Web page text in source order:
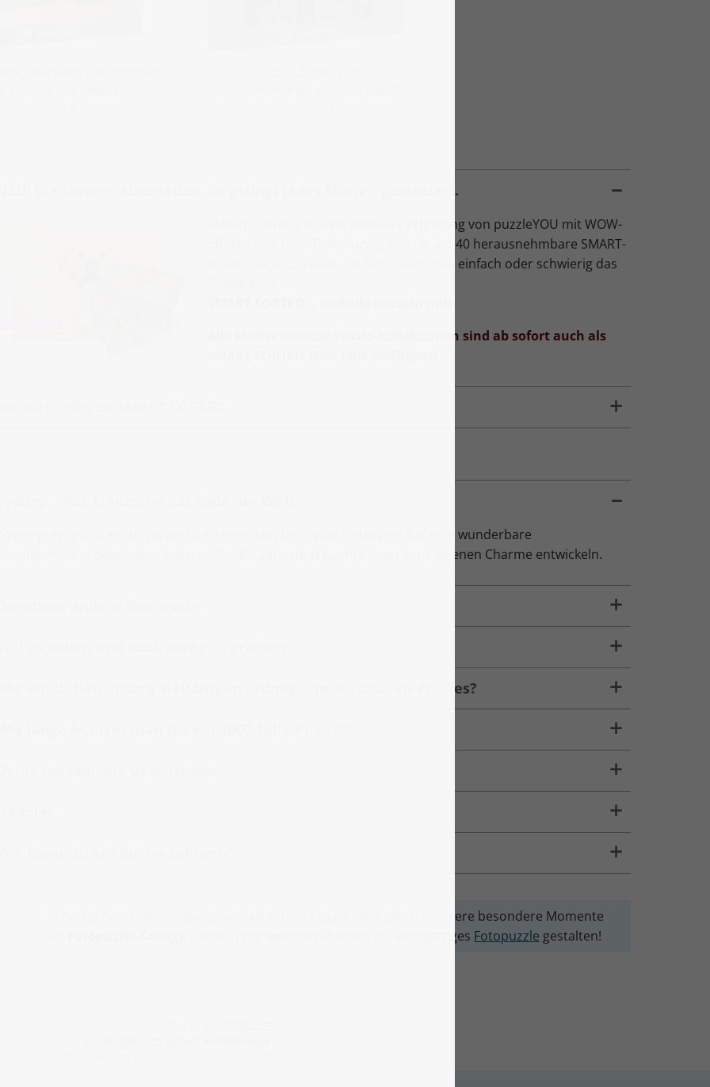
NEU! Die clevere Alternative. So gelingt jedes Motiv – garantiert.
SMART SORTED ist eine exklusive Erfindung von puzzleYOU mit WOW-
Effekt: Dein 1000-Teile-Puzzle, verteilt auf 40 herausnehmbare SMART-
Boxen mit je 25 Teilen. Du bestimmst, wie einfach oder schwierig das
Alle Motive unserer Puzzle-Kollektionen sind ab sofort auch als
Sydney versprüht ein unverwechselbares Flair. Die hippe Metropole hat eine wunderbare
Sonderstellung gegenüber anderen Großstädten und konnte ihren ganz eigenen Charme entwickeln.
Wie entstehen unsere vielfältigen Sydney- und Australien-Puzzles?
Schon gehört? Dein Lieblingsfoto als echtes Puzzle oder gleich mehrere besondere Momente
– jetzt in nur wenigen Minuten ein einzigartiges Fotopuzzle gestalten!